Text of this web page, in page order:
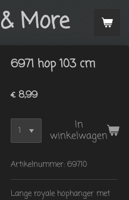
& More
6971 hop 103 cm
€ 8,99
In
winkelwagen
Artikelnummer: 69710
Lange royale hophanger met